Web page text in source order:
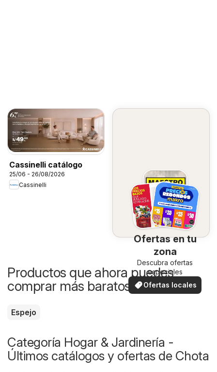
Cassinelli catálogo
25/06 - 26/08/2026
Cassinelli
Ofertas en tu
zona
Descubra ofertas
especiales
Ofertas locales
Productos que ahora puedes
comprar más baratos
Espejo
Categoría Hogar & Jardinería -
Últimos catálogos y ofertas de Chota